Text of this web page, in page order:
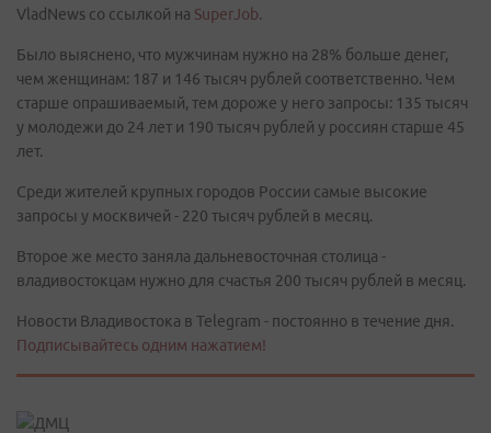
VladNews со ссылкой на SuperJob.
Было выяснено, что мужчинам нужно на 28% больше денег,
чем женщинам: 187 и 146 тысяч рублей соответственно. Чем
старше опрашиваемый, тем дороже у него запросы: 135 тысяч
у молодежи до 24 лет и 190 тысяч рублей у россиян старше 45
лет.
Среди жителей крупных городов России самые высокие
запросы у москвичей - 220 тысяч рублей в месяц.
Второе же место заняла дальневосточная столица -
владивостокцам нужно для счастья 200 тысяч рублей в месяц.
Новости Владивостока в Telegram - постоянно в течение дня.
Подписывайтесь одним нажатием!